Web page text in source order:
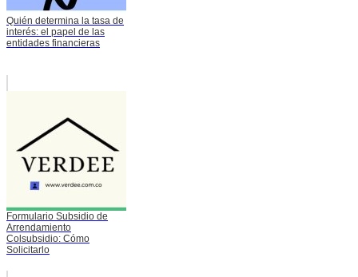
Quién determina la tasa de
interés: el papel de las
entidades financieras
Formulario Subsidio de
Arrendamiento
Colsubsidio: Cómo
Solicitarlo